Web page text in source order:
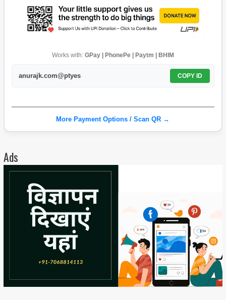
Works with: GPay | PhonePe | Paytm | BHIM
anurajk.com@ptyes COPY ID
More Payment Options / Scan QR →
Ads